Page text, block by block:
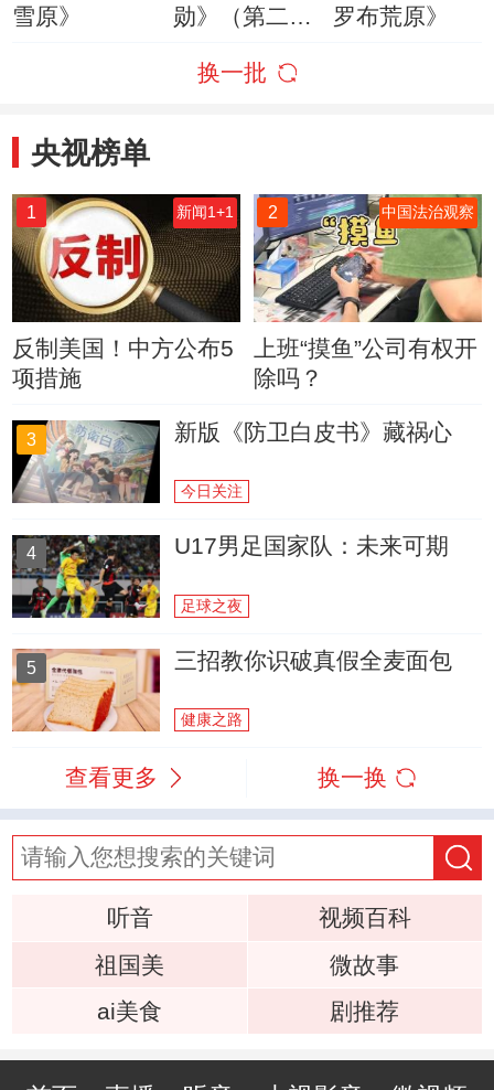
雪原》
勋》（第二
罗布荒原》
换一批
央视榜单
1 新闻1+1
反制美国！中方公布5
项措施
2 中国法治观察
上班“摸鱼”公司有权开
除吗？
3 新版《防卫白皮书》藏祸心
今日关注
4 U17男足国家队：未来可期
足球之夜
5 三招教你识破真假全麦面包
健康之路
查看更多 换一换
听音
视频百科
祖国美
微故事
ai美食
剧推荐